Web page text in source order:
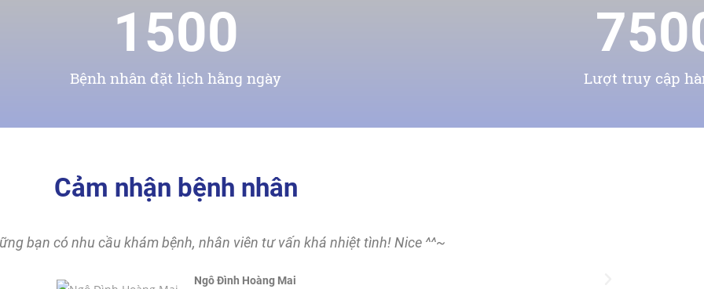
1500
Bệnh nhân đặt lịch hằng ngày Lượt truy cập
Cảm nhận bệnh nhân
bạn có nhu cầu khám bệnh, nhân viên tư vấn khá nhiệt tình! Nice ^^~
Ngô Đình Hoàng Mai